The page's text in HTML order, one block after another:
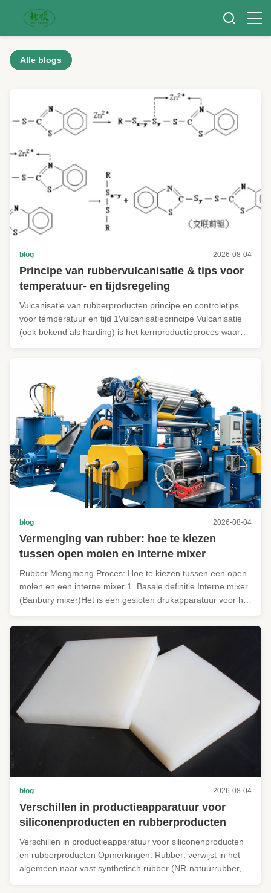
Alle blogs
blog 2026-08-04
Principe van rubbervulcanisatie & tips voor
temperatuur- en tijdsregeling
Vulcanisatie van rubberproducten principe en controletips
voor temperatuur en tijd 1Vulcanisatieprincipe Vulcanisatie
(ook bekend als harding) is het kernproductieproces waarbij
blog 2026-08-04
Vermenging van rubber: hoe te kiezen
tussen open molen en interne mixer
Rubber Mengmeng Proces: Hoe te kiezen tussen een open
molen en een interne mixer 1. Basale definitie Interne mixer
(Banbury mixer)Het is een gesloten drukapparatuur voor het
rotor schuifkracht en de ram oefent druk uit om
rubbermengsel intensief te ...
blog 2026-08-04
Verschillen in productieapparatuur voor
siliconenproducten en rubberproducten
Verschillen in productieapparatuur voor siliconenproducten
en rubberproducten Opmerkingen: Rubber: verwijst in het
algemeen naar vast synthetisch rubber (NR-natuurrubber,